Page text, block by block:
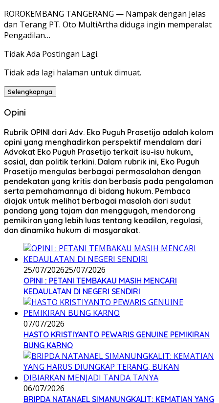
ROROKEMBANG TANGERANG — Nampak dengan Jelas
dan Terang PT. Oto MultiArtha diduga ingin memperalat
Pengadilan…
Tidak Ada Postingan Lagi.
Tidak ada lagi halaman untuk dimuat.
Selengkapnya
Opini
Rubrik OPINI dari Adv. Eko Puguh Prasetijo adalah kolom
opini yang menghadirkan perspektif mendalam dari
Advokat Eko Puguh Prasetijo terkait isu-isu hukum,
sosial, dan politik terkini. Dalam rubrik ini, Eko Puguh
Prasetijo mengulas berbagai permasalahan dengan
pendekatan yang kritis dan berbasis pada pengalaman
serta pemahamannya di bidang hukum. Pembaca
diajak untuk melihat berbagai masalah dari sudut
pandang yang tajam dan menggugah, mendorong
pemikiran yang lebih luas tentang keadilan, regulasi,
dan dinamika hukum di masyarakat.
25/07/202625/07/2026
OPINI : PETANI TEMBAKAU MASIH MENCARI
KEDAULATAN DI NEGERI SENDIRI
07/07/2026
HASTO KRISTIYANTO PEWARIS GENUINE PEMIKIRAN
BUNG KARNO
06/07/2026
BRIPDA NATANAEL SIMANUNGKALIT: KEMATIAN YANG